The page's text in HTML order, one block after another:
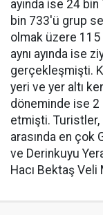
ayında ise 24
bin 733'ü grup
olmak üzere 115
aynı ayında ise
gerçekleşmişti.
yeri ve yer altı
döneminde ise
etmişti.
arasında en çok
ve Derinkuyu
Hacı Bektaş